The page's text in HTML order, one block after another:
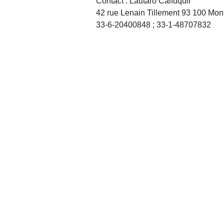
42 rue Lenain Tillement 93 100
33-6-20400848 ; 33-1-48707832